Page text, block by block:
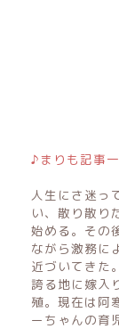
♪まりも記事
人生にさ迷っ
い、散り散り
始める。その
ながら激務に
近づいてきた
誇る地に嫁入
殖。現在は阿
ーちゃんの育